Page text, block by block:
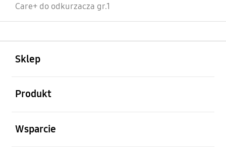
Care+ do odkurzacza gr.1
Sklep
Produkt
Wsparcie